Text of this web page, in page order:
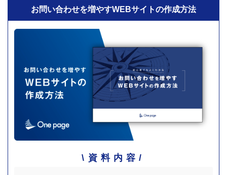
お問い合わせを増やすWEBサイトの作成方法
資料内容